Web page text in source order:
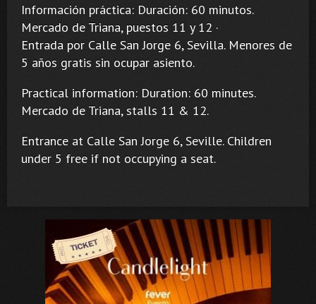
Información práctica: Duración: 60 minutos.
Mercado de Triana, puestos 11 y 12 ·
Entrada por Calle San Jorge 6, Sevilla. Menores de
5 años gratis sin ocupar asiento.
Practical information: Duration: 60 minutes.
Mercado de Triana, stalls 11 & 12.
Entrance at Calle San Jorge 6, Seville. Children
under 5 free if not occupying a seat.